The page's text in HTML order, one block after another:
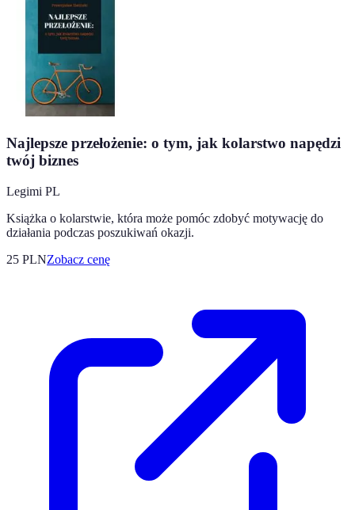
Najlepsze przełożenie: o tym, jak kolarstwo napędzi
twój biznes
Legimi PL
Książka o kolarstwie, która może pomóc zdobyć motywację do
działania podczas poszukiwań okazji.
25 PLNZobacz cenę